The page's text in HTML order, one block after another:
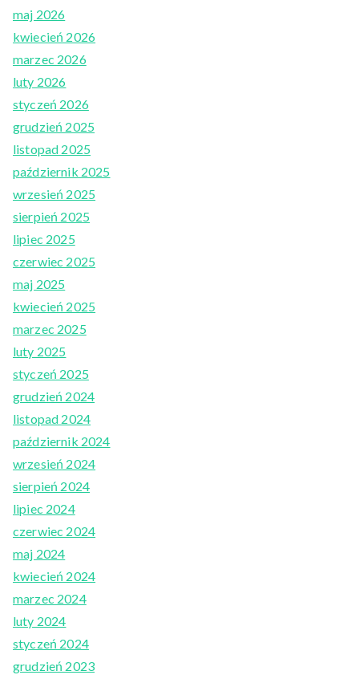
maj 2026
kwiecień 2026
marzec 2026
luty 2026
styczeń 2026
grudzień 2025
listopad 2025
październik 2025
wrzesień 2025
sierpień 2025
lipiec 2025
czerwiec 2025
maj 2025
kwiecień 2025
marzec 2025
luty 2025
styczeń 2025
grudzień 2024
listopad 2024
październik 2024
wrzesień 2024
sierpień 2024
lipiec 2024
czerwiec 2024
maj 2024
kwiecień 2024
marzec 2024
luty 2024
styczeń 2024
grudzień 2023